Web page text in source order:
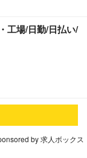
工場/日勤/日払い/
by 求人ボックス